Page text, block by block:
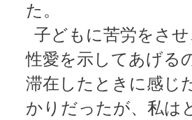
た。
子どもに苦労をさ
性愛を示してあげる
滞在したときに感じ
かりだったが、私は